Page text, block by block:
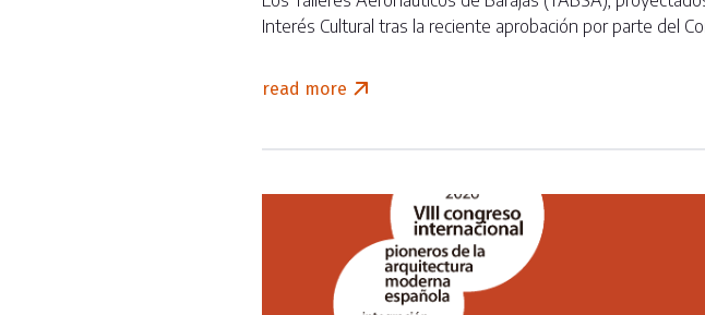
Interés Cultural tras la reciente aprobación por parte del
read more